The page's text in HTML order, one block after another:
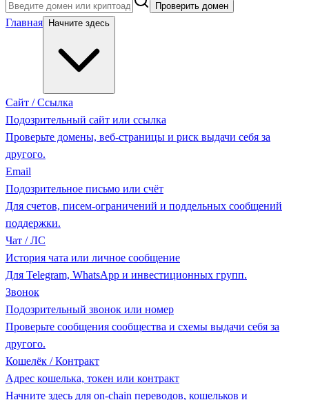
Проверить домен
Главная Начните здесь
Сайт / Ссылка
Подозрительный сайт или ссылка
Проверьте домены, веб-страницы и риск выдачи себя за
другого.
Email
Подозрительное письмо или счёт
Для счетов, писем-ограничений и поддельных сообщений
поддержки.
Чат / ЛС
История чата или личное сообщение
Для Telegram, WhatsApp и инвестиционных групп.
Звонок
Подозрительный звонок или номер
Проверьте сообщения сообщества и схемы выдачи себя за
другого.
Кошелёк / Контракт
Адрес кошелька, токен или контракт
Начните здесь для on-chain переводов, кошельков и